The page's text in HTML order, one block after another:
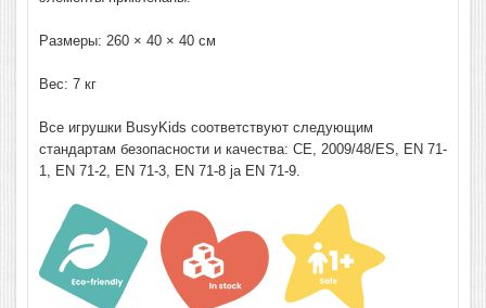
Размеры: 260 × 40 × 40 см
Вес: 7 кг
Все игрушки BusyKids соответствуют следующим
стандартам безопасности и качества: CE, 2009/48/ES, EN 71-
1, EN 71-2, EN 71-3, EN 71-8 ja EN 71-9.